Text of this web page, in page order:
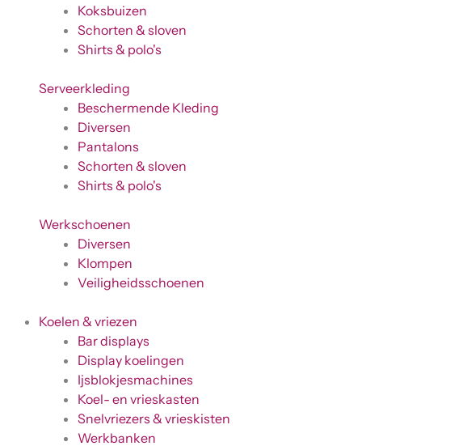
Koksbuizen
Schorten & sloven
Shirts & polo's
Serveerkleding
Beschermende Kleding
Diversen
Pantalons
Schorten & sloven
Shirts & polo's
Werkschoenen
Diversen
Klompen
Veiligheidsschoenen
Koelen & vriezen
Bar displays
Display koelingen
Ijsblokjesmachines
Koel- en vrieskasten
Snelvriezers & vrieskisten
Werkbanken